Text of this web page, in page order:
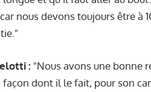
nous devons toujours être à
: "Nous avons une bonne
dont il le fait, pour son